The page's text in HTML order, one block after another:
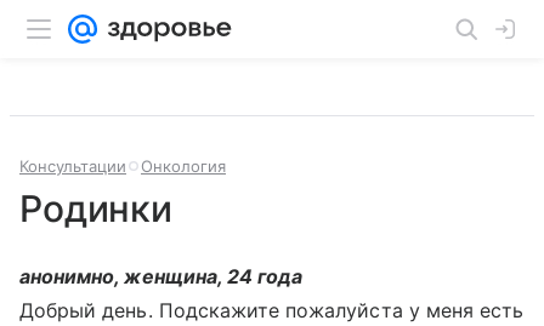
Консультации Онкология
Родинки
анонимно, женщина, 24 года
Добрый день. Подскажите пожалуйста у меня есть